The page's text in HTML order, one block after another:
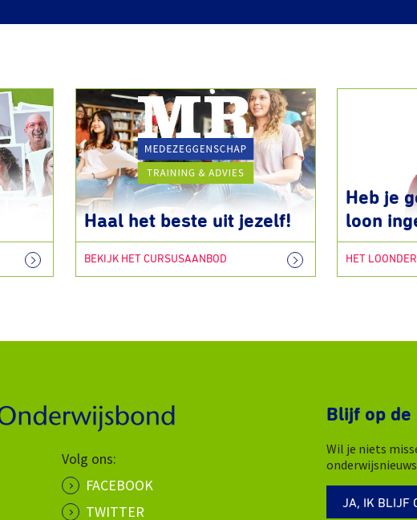
Haal het beste uit jezelf!
BEKIJK HET CURSUSAANBOD
Heb je
loon
HET
Volg ons:
FACEBOOK
TWITTER
Blijf op de
Wil je niets
JA, IK BLIJF